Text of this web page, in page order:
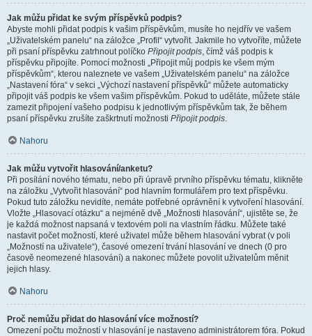
Jak můžu přidat ke svým příspěvků podpis?
Abyste mohli přidat podpis k vašim příspěvkům, musíte ho nejdřív ve vašem
„Uživatelském panelu“ na záložce „Profil“ vytvořit. Jakmile ho vytvoříte, můžete
při psaní příspěvku zatrhnout políčko Připojit podpis, čímž váš podpis k
příspěvku připojíte. Pomocí možnosti „Připojit můj podpis ke všem mým
příspěvkům“, kterou naleznete ve vašem „Uživatelském panelu“ na záložce
„Nastavení fóra“ v sekci „Výchozí nastavení příspěvků“ můžete automaticky
připojit váš podpis ke všem vašim příspěvkům. Pokud to uděláte, můžete stále
zamezit připojení vašeho podpisu k jednotlivým příspěvkům tak, že během
psaní příspěvku zrušíte zaškrtnutí možnosti Připojit podpis.
Nahoru
Jak můžu vytvořit hlasování/anketu?
Při posílání nového tématu, nebo při úpravě prvního příspěvku tématu, klikněte
na záložku „Vytvořit hlasování“ pod hlavním formulářem pro text příspěvku.
Pokud tuto záložku nevidíte, nemáte potřebné oprávnění k vytvoření hlasování.
Vložte „Hlasovací otázku“ a nejméně dvě „Možnosti hlasování“, ujistěte se, že
je každá možnost napsaná v textovém poli na vlastním řádku. Můžete také
nastavit počet možností, které uživatel může během hlasování vybrat (v poli
„Možností na uživatele“), časové omezení trvání hlasování ve dnech (0 pro
časově neomezené hlasování) a nakonec můžete povolit uživatelům měnit
jejich hlasy.
Nahoru
Proč nemůžu přidat do hlasování více možností?
Omezení počtu možností v hlasování je nastaveno administrátorem fóra. Pokud